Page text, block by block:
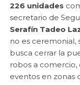
226 unidades
secretario de
Serafín Tadeo
no es ceremonial,
busca cerrar la
robos a comercio,
eventos en zonas